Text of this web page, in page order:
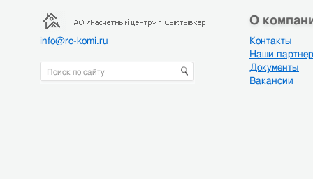
info@rc-komi.ru
О
Контакты
Наши
Документы
Вакансии